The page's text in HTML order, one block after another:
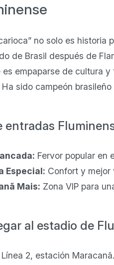
no solo es
de Brasil después de
es empaparse de cultura
Ha sido campeón
entradas
Fervor popular en
Especial: Confort y mejor
Mais: Zona VIP para
al estadio de
Línea 2, estación Maracanã.